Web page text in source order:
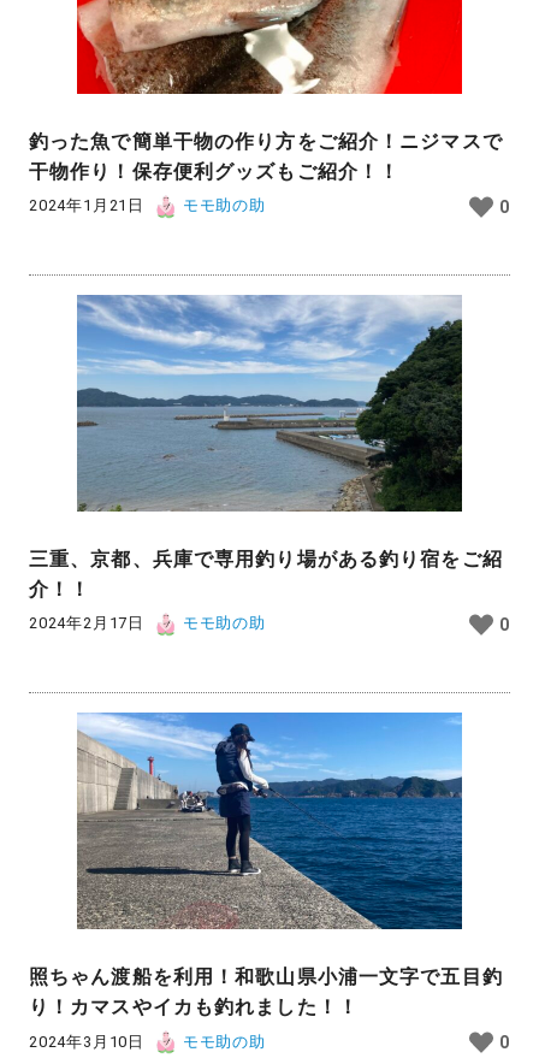
釣った魚で簡単干物の作り方をご紹介！ニジマスで
干物作り！保存便利グッズもご紹介！！
2024年1月21日 モモ助の助 0
三重、京都、兵庫で専用釣り場がある釣り宿をご紹
介！！
2024年2月17日 モモ助の助 0
照ちゃん渡船を利用！和歌山県小浦一文字で五目釣
り！カマスやイカも釣れました！！
2024年3月10日 モモ助の助 0